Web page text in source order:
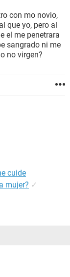
con mo novio,
que yo, pero al
el me penetrara
sangrado ni me
no virgen?
cuide
mujer? ✓